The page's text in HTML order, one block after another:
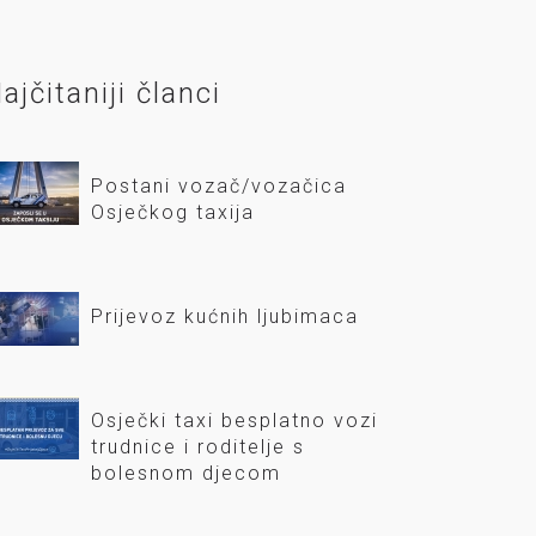
članci
Postani vozač/vozačica
Osječkog taxija
Prijevoz kućnih ljubimaca
Osječki taxi besplatno vozi
trudnice i roditelje s
bolesnom djecom